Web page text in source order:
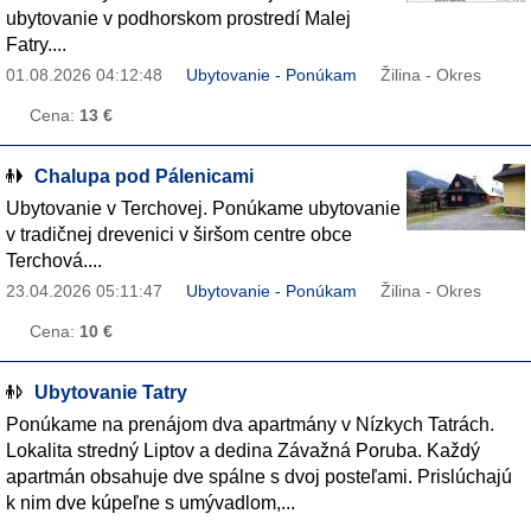
ubytovanie v podhorskom prostredí Malej
Fatry....
01.08.2026 04:12:48 Ubytovanie - Ponúkam Žilina - Okres
Cena: 13 €
Chalupa pod Pálenicami
Ubytovanie v Terchovej. Ponúkame ubytovanie
v tradičnej drevenici v širšom centre obce
Terchová....
23.04.2026 05:11:47 Ubytovanie - Ponúkam Žilina - Okres
Cena: 10 €
Ubytovanie Tatry
Ponúkame na prenájom dva apartmány v Nízkych Tatrách.
Lokalita stredný Liptov a dedina Závažná Poruba. Každý
apartmán obsahuje dve spálne s dvoj posteľami. Prislúchajú
k nim dve kúpeľne s umývadlom,...